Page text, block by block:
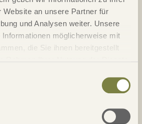
Website an unsere Partner für
und Analysen weiter. Unsere
möglicherweise mit
die Sie ihnen bereitgestellt
Ort*